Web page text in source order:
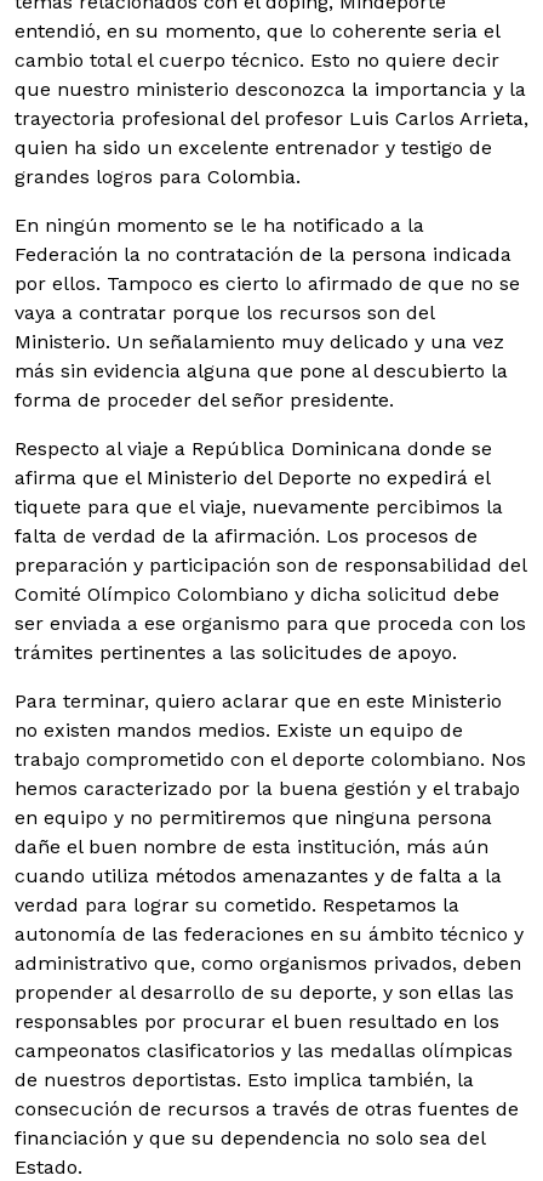
entendió, en su momento, que lo coherente seria el
cambio total el cuerpo técnico. Esto no quiere decir
que nuestro ministerio desconozca la importancia y la
trayectoria profesional del profesor Luis Carlos Arrieta,
quien ha sido un excelente entrenador y testigo de
grandes logros para Colombia.
En ningún momento se le ha notificado a la
Federación la no contratación de la persona indicada
por ellos. Tampoco es cierto lo afirmado de que no se
vaya a contratar porque los recursos son del
Ministerio. Un señalamiento muy delicado y una vez
más sin evidencia alguna que pone al descubierto la
forma de proceder del señor presidente.
Respecto al viaje a República Dominicana donde se
afirma que el Ministerio del Deporte no expedirá el
tiquete para que el viaje, nuevamente percibimos la
falta de verdad de la afirmación. Los procesos de
preparación y participación son de responsabilidad del
Comité Olímpico Colombiano y dicha solicitud debe
ser enviada a ese organismo para que proceda con los
trámites pertinentes a las solicitudes de apoyo.
Para terminar, quiero aclarar que en este Ministerio
no existen mandos medios. Existe un equipo de
trabajo comprometido con el deporte colombiano. Nos
hemos caracterizado por la buena gestión y el trabajo
en equipo y no permitiremos que ninguna persona
dañe el buen nombre de esta institución, más aún
cuando utiliza métodos amenazantes y de falta a la
verdad para lograr su cometido. Respetamos la
autonomía de las federaciones en su ámbito técnico y
administrativo que, como organismos privados, deben
propender al desarrollo de su deporte, y son ellas las
responsables por procurar el buen resultado en los
campeonatos clasificatorios y las medallas olímpicas
de nuestros deportistas. Esto implica también, la
consecución de recursos a través de otras fuentes de
financiación y que su dependencia no solo sea del
Estado.